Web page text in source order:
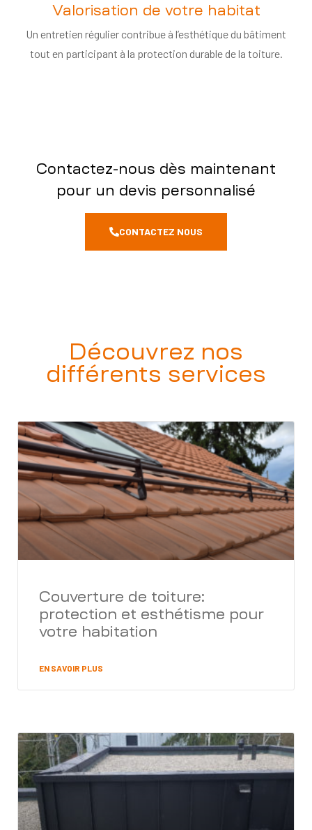
Valorisation de votre habitat
Un entretien régulier contribue à l’esthétique du bâtiment
tout en participant à la protection durable de la toiture.
Contactez-nous dès maintenant
pour un devis personnalisé
CONTACTEZ NOUS
Découvrez nos
différents services
Couverture de toiture:
protection et esthétisme pour
votre habitation
EN SAVOIR PLUS